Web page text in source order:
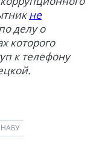
не
делу о
которого
к телефону
НАБУ